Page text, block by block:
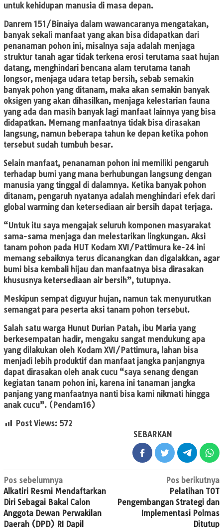
untuk kehidupan manusia di masa depan.
Danrem 151/Binaiya dalam wawancaranya mengatakan,
banyak sekali manfaat yang akan bisa didapatkan dari
penanaman pohon ini, misalnya saja adalah menjaga
struktur tanah agar tidak terkena erosi terutama saat hujan
datang, menghindari bencana alam terutama tanah
longsor, menjaga udara tetap bersih, sebab semakin
banyak pohon yang ditanam, maka akan semakin banyak
oksigen yang akan dihasilkan, menjaga kelestarian fauna
yang ada dan masih banyak lagi manfaat lainnya yang bisa
didapatkan. Memang manfaatnya tidak bisa dirasakan
langsung, namun beberapa tahun ke depan ketika pohon
tersebut sudah tumbuh besar.
Selain manfaat, penanaman pohon ini memiliki pengaruh
terhadap bumi yang mana berhubungan langsung dengan
manusia yang tinggal di dalamnya. Ketika banyak pohon
ditanam, pengaruh nyatanya adalah menghindari efek dari
global warming dan ketersediaan air bersih dapat terjaga.
“Untuk itu saya mengajak seluruh komponen masyarakat
sama-sama menjaga dan melestarikan lingkungan. Aksi
tanam pohon pada HUT Kodam XVI/Pattimura ke-24 ini
memang sebaiknya terus dicanangkan dan digalakkan, agar
bumi bisa kembali hijau dan manfaatnya bisa dirasakan
khususnya ketersediaan air bersih”, tutupnya.
Meskipun sempat diguyur hujan, namun tak menyurutkan
semangat para peserta aksi tanam pohon tersebut.
Salah satu warga Hunut Durian Patah, ibu Maria yang
berkesempatan hadir, mengaku sangat mendukung apa
yang dilakukan oleh Kodam XVI/Pattimura, lahan bisa
menjadi lebih produktif dan manfaat jangka panjangnya
dapat dirasakan oleh anak cucu “saya senang dengan
kegiatan tanam pohon ini, karena ini tanaman jangka
panjang yang manfaatnya nanti bisa kami nikmati hingga
anak cucu”. (Pendam16)
Post Views: 572
SEBARKAN
Navigasi
pos
Pos sebelumnya
Alkatiri Resmi Mendaftarkan
Diri Sebagai Bakal Calon
Anggota Dewan Perwakilan
Daerah (DPD) RI Dapil
Pos berikutnya
Pelatihan TOT
Pengembangan Strategi dan
Implementasi Polmas
Ditutup